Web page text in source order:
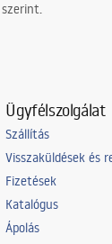
szerint.
Ügyfélszolgálat
Szállítás
Visszaküldések és
Fizetések
Katalógus
Ápolás